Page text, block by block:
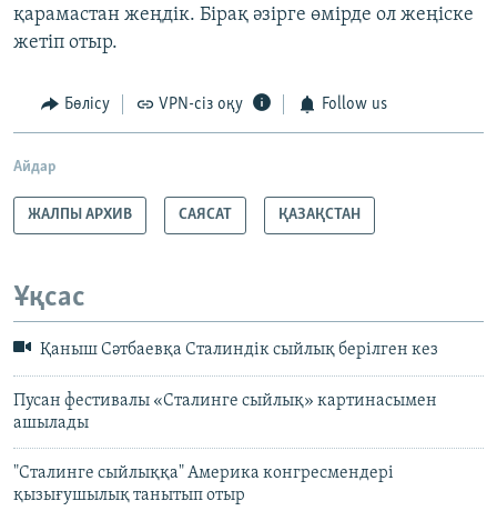
қарамастан жеңдік. Бірақ әзірге өмірде ол жеңіске
жетіп отыр.
Бөлісу VPN-сіз оқу Follow us
Айдар
ЖАЛПЫ АРХИВ САЯСАТ ҚАЗАҚСТАН
Ұқсас
Қаныш Сәтбаевқа Сталиндік сыйлық берілген кез
Пусан фестивалы «Сталинге сыйлық» картинасымен
ашылады
"Сталинге сыйлыққа" Америка конгресмендері
қызығушылық танытып отыр